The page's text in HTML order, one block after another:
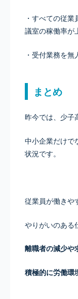
・すべての従
議室の稼働率が
・受付業務を無
まとめ
昨今では、少子
中小企業だけで
状況です。
従業員が働きや
やりがいのある
離職者の減少や
積極的に労働環